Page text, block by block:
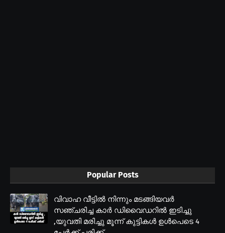
Popular Posts
വിവാഹ വീട്ടിൽ നിന്നും മടങ്ങിയവർ
സഞ്ചരിച്ച കാർ ഡിവൈഡറിൽ ഇടിച്ചു
,യുവതി മരിച്ചു മൂന്ന് കുട്ടികൾ ഉൾപെടെ 4